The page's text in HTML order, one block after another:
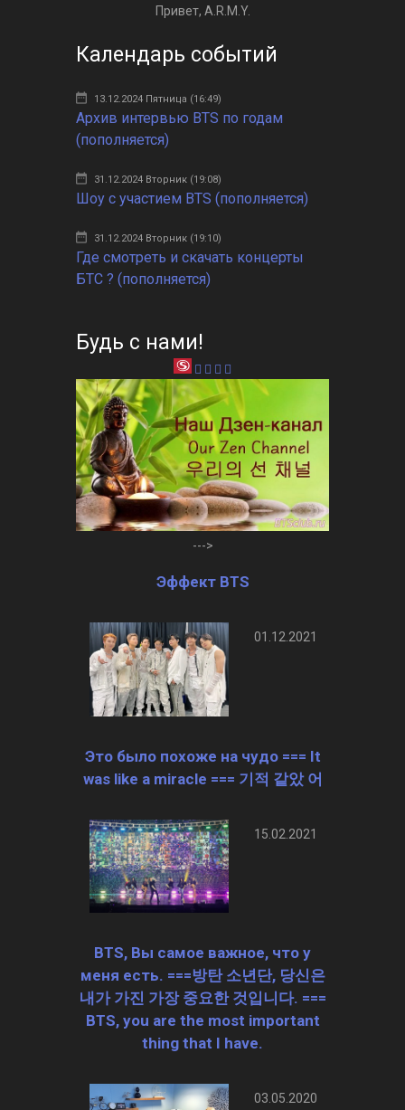
Привет, A.R.M.Y.
Календарь событий
13.12.2024 Пятница (16:49)
Архив интервью BTS по годам
(пополняется)
31.12.2024 Вторник (19:08)
Шоу с участием BTS (пополняется)
31.12.2024 Вторник (19:10)
Где смотреть и скачать концерты
БТС ? (пополняется)
Будь с нами!
--->
Эффект BTS
01.12.2021
Это было похоже на чудо === It
was like a miracle === 기적 같았 어
15.02.2021
BTS, Вы самое важное, что у
меня есть. ===방탄 소년단, 당신은
내가 가진 가장 중요한 것입니다. ===
BTS, you are the most important
thing that I have.
03.05.2020